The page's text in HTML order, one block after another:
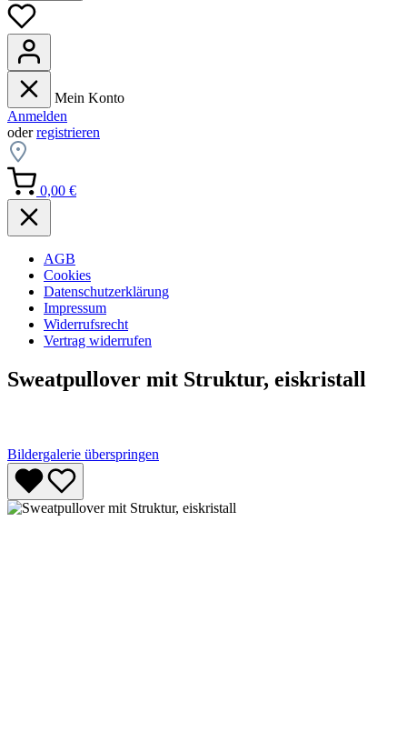
Mein Konto
Anmelden
oderregistrieren
0,00 €
AGB
Cookies
Datenschutzerklärung
Impressum
Widerrufsrecht
Vertrag widerrufen
Sweatpullover mit Struktur, eiskristall
Bildergalerie überspringen